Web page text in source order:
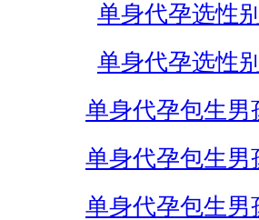
单身代孕选性
单身代孕选性
单身代孕包生男
单身代孕包生男
单身代孕包生男